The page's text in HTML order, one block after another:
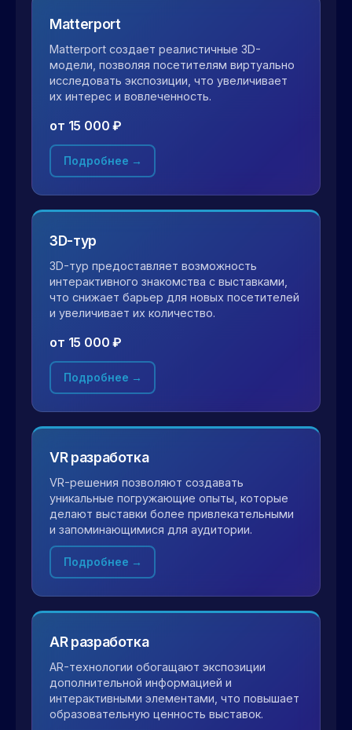
Matterport
Matterport создает реалистичные 3D-
модели, позволяя посетителям виртуально
исследовать экспозиции, что увеличивает
их интерес и вовлеченность.
от 15 000 ₽
Подробнее →
3D-тур
3D-тур предоставляет возможность
интерактивного знакомства с выставками,
что снижает барьер для новых посетителей
и увеличивает их количество.
от 15 000 ₽
Подробнее →
VR разработка
VR-решения позволяют создавать
уникальные погружающие опыты, которые
делают выставки более привлекательными
и запоминающимися для аудитории.
Подробнее →
AR разработка
AR-технологии обогащают экспозиции
дополнительной информацией и
интерактивными элементами, что повышает
образовательную ценность выставок.